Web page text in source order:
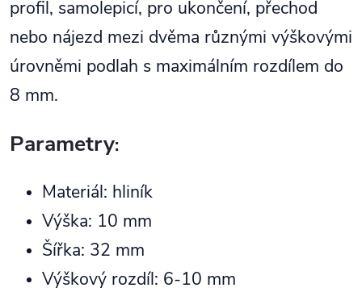
profil, samolepicí, pro ukončení, přechod
nebo nájezd mezi dvěma různými výškovými
úrovněmi podlah s maximálním rozdílem do
8 mm.
Parametry:
Materiál: hliník
Výška: 10 mm
Šířka: 32 mm
Výškový rozdíl: 6-10 mm